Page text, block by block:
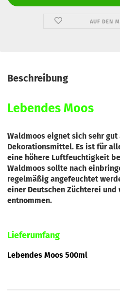
AUF DEN
Beschreibung
Lebendes Moos
Waldmoos eignet sich sehr
Dekorationsmittel. Es ist für
eine höhere Luftfeuchtigkeit
Waldmoos sollte nach
regelmäßig angefeuchtet
einer Deutschen Züchterei
entnommen.
Lieferumfang
Lebendes Moos 500ml